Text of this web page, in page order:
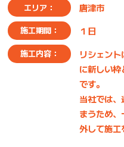
エリア： 唐津市
施工期間： １日
施工内容：
リシェン
に新しい枠
です。
当社では
まうため
外して施工